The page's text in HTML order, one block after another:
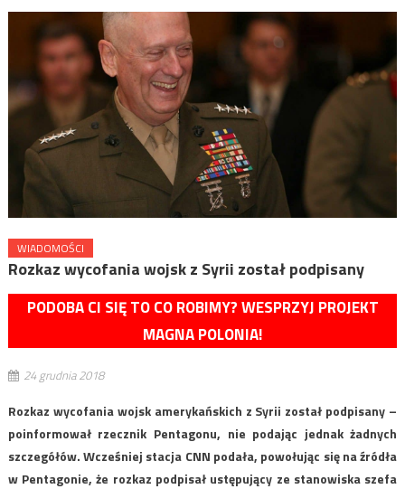
WIADOMOŚCI
Rozkaz wycofania wojsk z Syrii został podpisany
PODOBA CI SIĘ TO CO ROBIMY? WESPRZYJ PROJEKT
MAGNA POLONIA!
24 grudnia 2018
Rozkaz wycofania wojsk amerykańskich z Syrii został podpisany –
poinformował rzecznik Pentagonu, nie podając jednak żadnych
szczegółów. Wcześniej stacja CNN podała, powołując się na źródła
w Pentagonie, że rozkaz podpisał ustępujący ze stanowiska szefa